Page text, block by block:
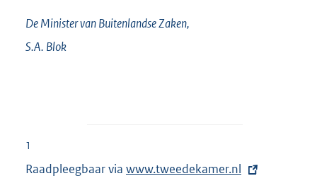
De Minister van Buitenlandse Zaken,
S.A. Blok
1
Raadpleegbaar via E
www.tweedekamer.nl